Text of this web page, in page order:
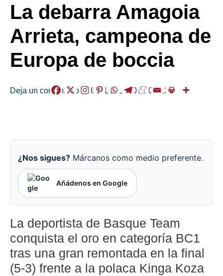
La debarra Amagoia
Arrieta, campeona de
Europa de boccia
Deja un comentario /KIROLAK , /2023-08-13
¿Nos sigues? Márcanos como medio preferente.
Añádenos en Google
La deportista de Basque Team
conquista el oro en categoría BC1
tras una gran remontada en la final
(5-3) frente a la polaca Kinga Koza